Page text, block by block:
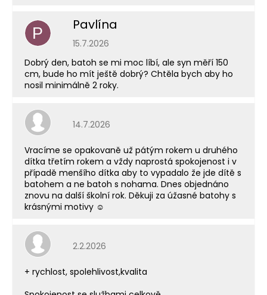
P Pavlína
Hodnocení obchodu je 5 z 5 hvězdiček.
15.7.2026
Dobrý den, batoh se mi moc líbí, ale syn měří 150
cm, bude ho mít ještě dobrý? Chtěla bych aby ho
nosil minimálně 2 roky.
Hodnocení obchodu je 5 z 5 hvězdiček.
14.7.2026
Vracíme se opakovaně už pátým rokem u druhého
dítka třetím rokem a vždy naprostá spokojenost i v
případě menšího dítka aby to vypadalo že jde dítě s
batohem a ne batoh s nohama. Dnes objednáno
znovu na další školní rok. Děkuji za úžasné batohy s
krásnými motivy ☺️
Hodnocení obchodu je 5 z 5 hvězdiček.
2.2.2026
+ rychlost, spolehlivost,kvalita